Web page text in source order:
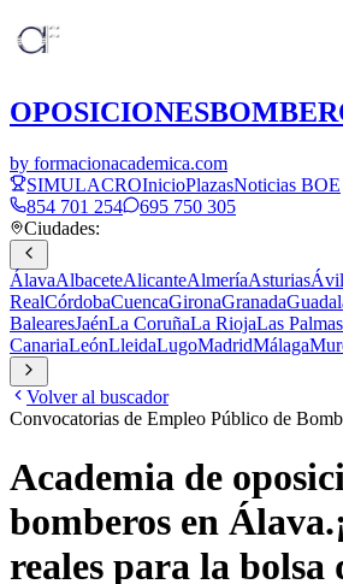
OPOSICIONES
by formacionacademica.com
SIMULACROInicioPlazasNoticias BOE
854 701 254
695 750 305
Ciudades:
ÁlavaAlbaceteAlicanteAlmeríaAsturias
RealCórdobaCuencaGironaGranada
BalearesJaénLa CoruñaLa RiojaLas
CanariaLeónLleidaLugoMadridMálaga
Volver al buscador
Convocatorias de Empleo Público de
Academia de
bomberos en Álava.¡
reales para la bolsa